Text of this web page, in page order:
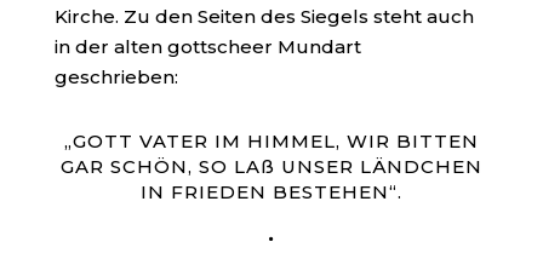
Kirche. Zu den Seiten des Siegels steht auch
in der alten gottscheer Mundart
geschrieben:
„GOTT VATER IM HIMMEL, WIR BITTEN
GAR SCHÖN, SO LAß UNSER LÄNDCHEN
IN FRIEDEN BESTEHEN“.
·